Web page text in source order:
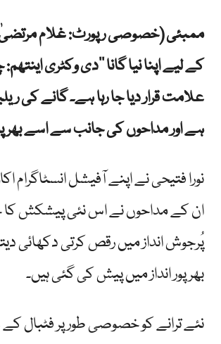
ممبئی (خصوصی رپورٹ: غلام
کے لیے اپنا نیا گانا ’’دی وکٹری
علامت قرار دیا جا رہا ہے۔ گانے کی
ہے اور مداحوں کی جانب سے اسے
نورا فتیحی نے اپنے آفیشل
ان کے مداحوں نے اس نئی پیشکش کا
پُرجوش انداز میں رقص کرتی دکھائی
بھرپور انداز میں پیش کی گئی ہیں۔
نئے ترانے کو خصوصی طور پر فٹبال